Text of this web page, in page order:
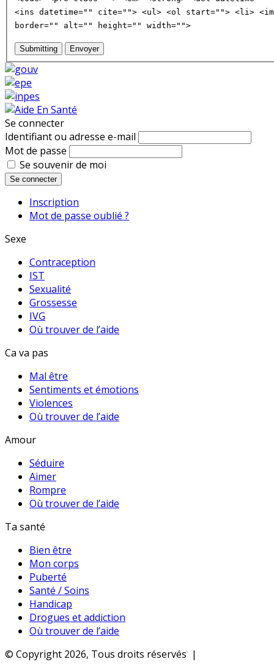
<ins datetime="" cite=""> <ul> <ol start=""> <li>
border="" alt="" height="" width="">
Submitting Envoyer
Se connecter
Identifiant ou adresse e-mail
Mot de passe
Se souvenir de moi
Se connecter
Inscription
Mot de passe oublié ?
Sexe
Contraception
IST
Sexualité
Grossesse
IVG
Où trouver de l’aide
Ca va pas
Mal être
Sentiments et émotions
Violences
Où trouver de l’aide
Amour
Séduire
Aimer
Rompre
Où trouver de l’aide
Ta santé
Bien être
Mon corps
Puberté
Santé / Soins
Handicap
Drogues et addiction
Où trouver de l’aide
© Copyright 2026, Tous droits réservés |